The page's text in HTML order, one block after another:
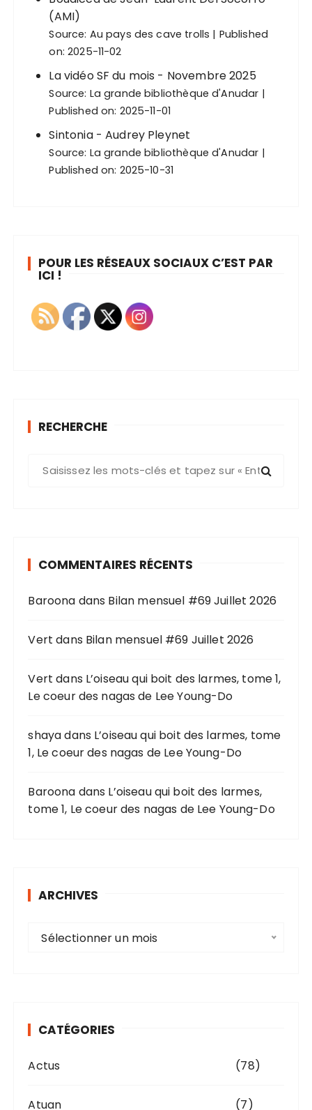
(AMI)
Source: Au pays des cave trolls
Published
on: 2025-11-02
La vidéo SF du mois - Novembre 2025
Source: La grande bibliothèque d'Anudar
Published on: 2025-11-01
Sintonia - Audrey Pleynet
Source: La grande bibliothèque d'Anudar
Published on: 2025-10-31
POUR LES RÉSEAUX SOCIAUX C’EST PAR
ICI !
RECHERCHE
e
o
r
COMMENTAIRES RÉCENTS
Baroona dans Bilan mensuel #69 Juillet 2026
Vert dans Bilan mensuel #69 Juillet 2026
Vert dans L’oiseau qui boit des larmes, tome 1,
Le coeur des nagas de Lee Young-Do
shayadans L’oiseau qui boit des larmes, tome
1, Le coeur des nagas de Lee Young-Do
Baroona dans L’oiseau qui boit des larmes,
tome 1, Le coeur des nagas de Lee Young-Do
ARCHIVES
e
Sélectionner un mois
CATÉGORIES
Actus (78)
Atuan (7)